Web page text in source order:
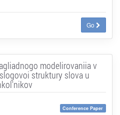
Go
modelirovaniia v
struktury slova u
Conference Paper